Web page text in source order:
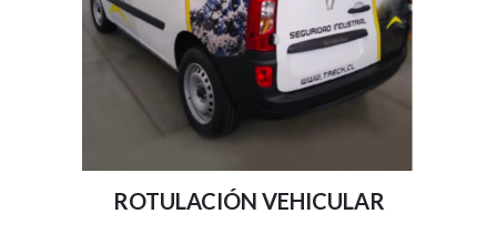
ROTULACIÓN VEHICULAR